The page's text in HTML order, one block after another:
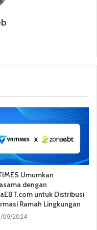
Umumkan
dengan
untuk Distribusi
Ramah Lingkungan
09/2024